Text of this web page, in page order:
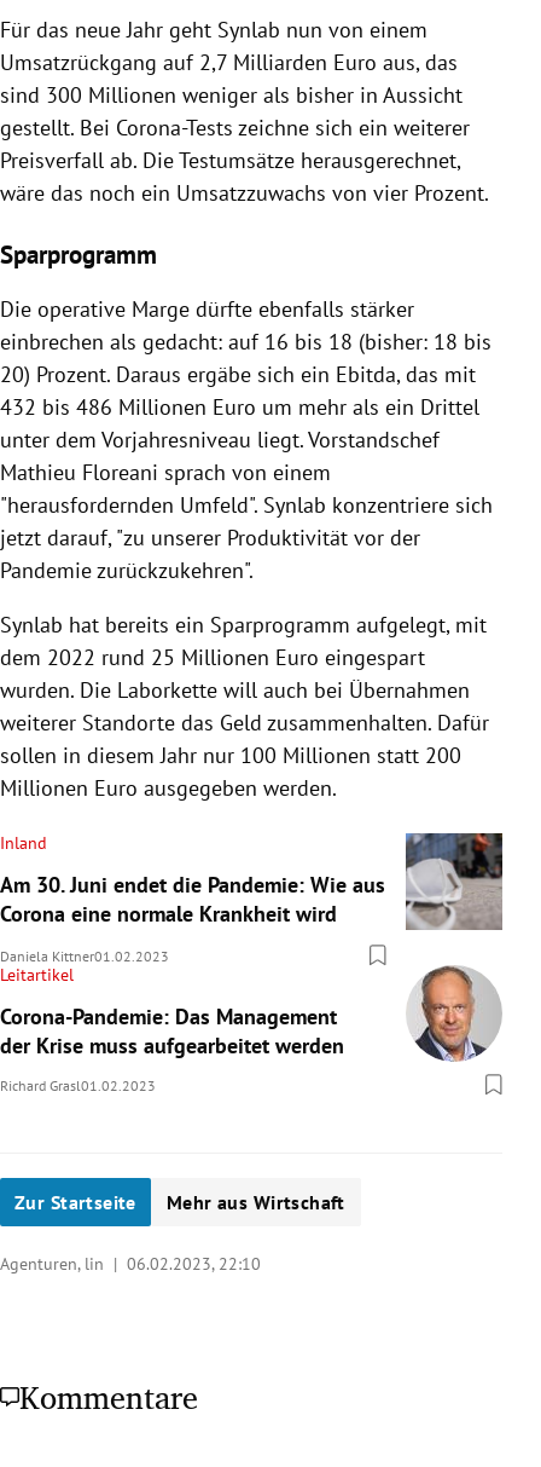
Für das neue Jahr geht Synlab nun von einem
Umsatzrückgang auf 2,7 Milliarden Euro aus, das
sind 300 Millionen weniger als bisher in Aussicht
gestellt. Bei Corona-Tests zeichne sich ein weiterer
Preisverfall ab. Die Testumsätze herausgerechnet,
wäre das noch ein Umsatzzuwachs von vier Prozent.
Sparprogramm
Die operative Marge dürfte ebenfalls stärker
einbrechen als gedacht: auf 16 bis 18 (bisher: 18 bis
20) Prozent. Daraus ergäbe sich ein Ebitda, das mit
432 bis 486 Millionen Euro um mehr als ein Drittel
unter dem Vorjahresniveau liegt. Vorstandschef
Mathieu Floreani sprach von einem
"herausfordernden Umfeld". Synlab konzentriere sich
jetzt darauf, "zu unserer Produktivität vor der
Pandemie zurückzukehren".
Synlab hat bereits ein Sparprogramm aufgelegt, mit
dem 2022 rund 25 Millionen Euro eingespart
wurden. Die Laborkette will auch bei Übernahmen
weiterer Standorte das Geld zusammenhalten. Dafür
sollen in diesem Jahr nur 100 Millionen statt 200
Millionen Euro ausgegeben werden.
Inland
Am 30. Juni endet die Pandemie: Wie aus
Corona eine normale Krankheit wird
Daniela Kittner01.02.2023
Leitartikel
Corona-Pandemie: Das Management
der Krise muss aufgearbeitet werden
Richard Grasl01.02.2023
Zur Startseite Mehr aus Wirtschaft
Agenturen, lin | 06.02.2023, 22:10
Kommentare